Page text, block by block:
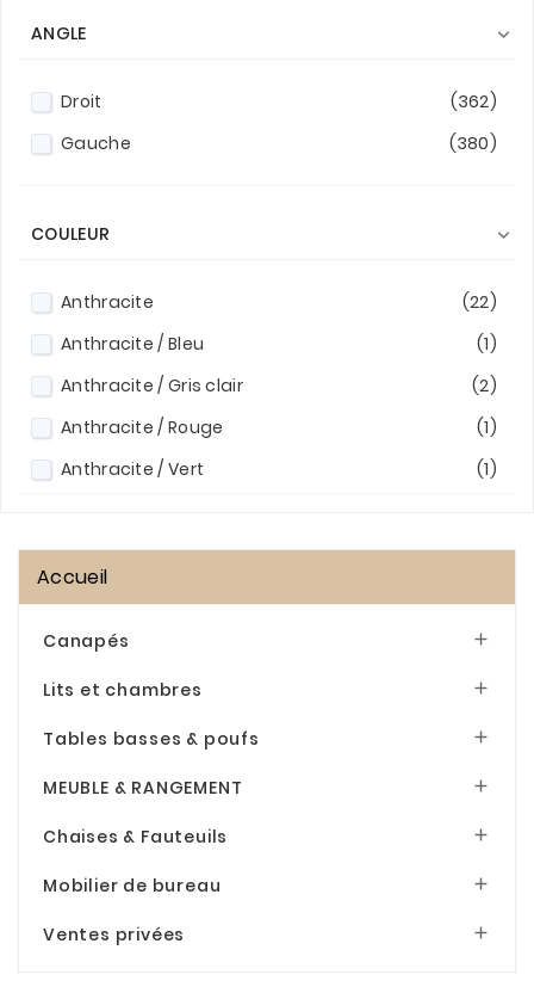
7 places
8 places
(6)
Velours cottelé
ANGLE 
Droit
(362)
Gauche
(380)
COULEUR 
Anthracite
(22)
Anthracite / Bleu
(1)
Anthracite / Gris clair
(2)
Anthracite / Rouge
(1)
Anthracite / Vert
(1)
Beige
(86)
Beige / Chocolat
(8)
Beige / Ecru
(3)
Blanc cassé
(8)
Bleu
(44)
Bleu-gris
(6)
Accueil
Canapés 
Lits et chambres 
Tables basses & poufs 
MEUBLE & RANGEMENT 
Chaises & Fauteuils 
Mobilier de bureau 
Ventes privées 